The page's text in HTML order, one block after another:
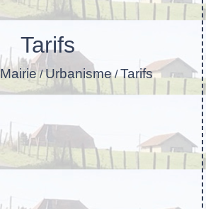
Tarifs
Mairie/Urbanisme/Tarifs